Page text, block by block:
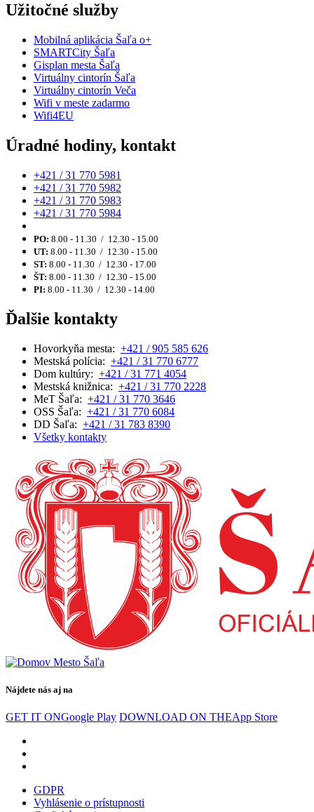
Užitočné služby
Mobilná aplikácia Šaľa o+
SMARTCity Šaľa
Gisplan mesta Šaľa
Virtuálny cintorín Šaľa
Virtuálny cintorín Veča
Wifi v meste zadarmo
Wifi4EU
Úradné hodiny, kontakt
+421 / 31 770 5981
+421 / 31 770 5982
+421 / 31 770 5983
+421 / 31 770 5984
PO: 8.00 - 11.30 / 12.30 - 15.00
UT: 8.00 - 11.30 / 12.30 - 15.00
ST: 8.00 - 11.30 / 12.30 - 17.00
ŠT: 8.00 - 11.30 / 12.30 - 15.00
PI: 8.00 - 11.30 / 12.30 - 14.00
Ďalšie kontakty
Hovorkyňa mesta: +421 / 905 585 626
Mestská polícia: +421 / 31 770 6777
Dom kultúry: +421 / 31 771 4054
Mestská knižnica: +421 / 31 770 2228
MeT Šaľa: +421 / 31 770 3646
OSS Šaľa: +421 / 31 770 6084
DD Šaľa: +421 / 31 783 8390
Všetky kontakty
Nájdete nás aj na
GET IT ONGoogle Play DOWNLOAD ON THEApp Store
GDPR
Vyhlásenie o prístupnosti